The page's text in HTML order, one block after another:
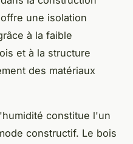
une isolation
à la faible
et à la structure
des matériaux
constitue l'un
constructif. Le bois